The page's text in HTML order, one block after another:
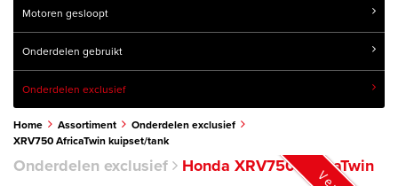
Motoren gesloopt
Onderdelen gebruikt
Onderdelen exclusief
Home Assortiment
Onderdelen exclusief
XRV750 AfricaTwin kuipset/tank
Onderdelen exclusief
Honda XRV750 AfricaTwin